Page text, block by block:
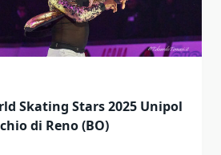
Skating Stars 2025 Unipol
di Reno (BO)